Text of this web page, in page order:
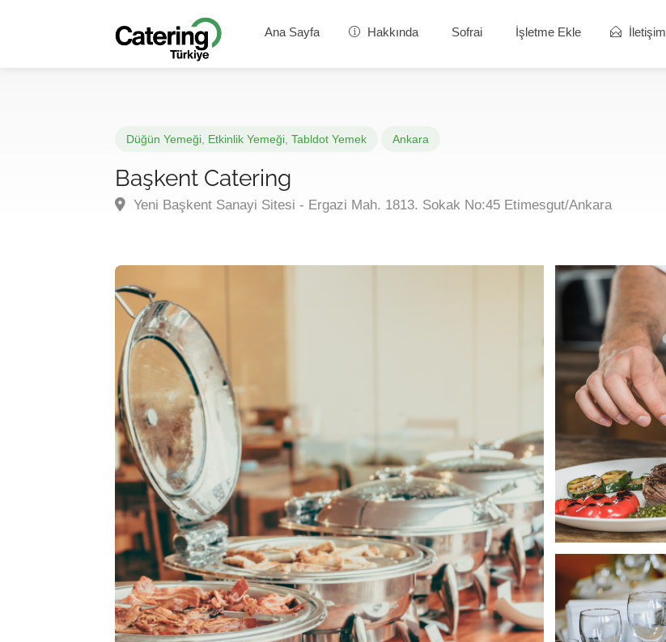
Ana Sayfa Hakkında Sofrai İşletme Ekle İletişim
Düğün Yemeği Etkinlik Yemeği Tabldot Yemek Ankara
Başkent Catering
Yeni Başkent Sanayi Sitesi - Ergazi Mah. 1813. Sokak No:45 Etimesgut/Ankara